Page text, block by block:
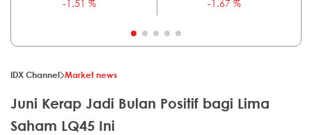
-1.51 %
-1.67 %
IDX Channel Market news
Juni Kerap Jadi Bulan Positif bagi Lima
Saham LQ45 Ini